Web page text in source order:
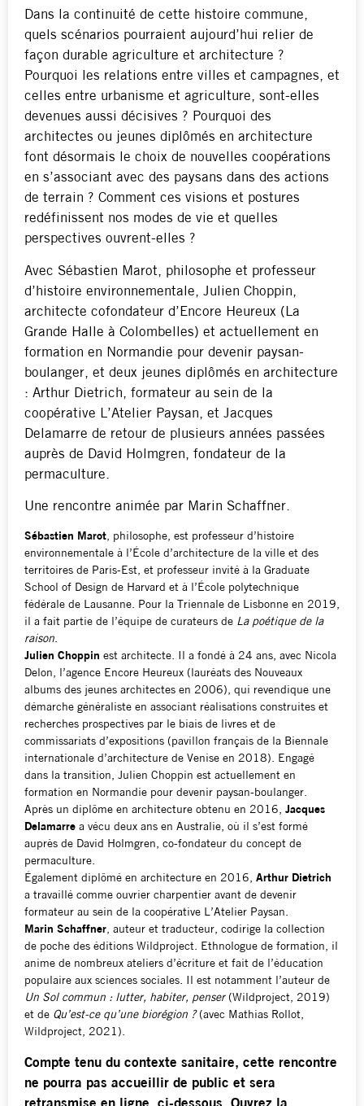
Dans la continuité de cette histoire commune,
quels scénarios pourraient aujourd’hui relier de
façon durable agriculture et architecture ?
Pourquoi les relations entre villes et campagnes, et
celles entre urbanisme et agriculture, sont-elles
devenues aussi décisives ? Pourquoi des
architectes ou jeunes diplômés en architecture
font désormais le choix de nouvelles coopérations
en s’associant avec des paysans dans des actions
de terrain ? Comment ces visions et postures
redéfinissent nos modes de vie et quelles
perspectives ouvrent-elles ?
Avec Sébastien Marot, philosophe et professeur
d’histoire environnementale, Julien Choppin,
architecte cofondateur d’Encore Heureux (La
Grande Halle à Colombelles) et actuellement en
formation en Normandie pour devenir paysan-
boulanger, et deux jeunes diplômés en architecture
: Arthur Dietrich, formateur au sein de la
coopérative L’Atelier Paysan, et Jacques
Delamarre de retour de plusieurs années passées
auprès de David Holmgren, fondateur de la
permaculture.
Une rencontre animée par Marin Schaffner.
Sébastien Marot, philosophe, est professeur d’histoire
environnementale à l’École d’architecture de la ville et des
territoires de Paris-Est, et professeur invité à la Graduate
School of Design de Harvard et à l’École polytechnique
fédérale de Lausanne. Pour la Triennale de Lisbonne en 2019,
il a fait partie de l’équipe de curateurs de La poétique de la
raison.
Julien Choppin est architecte. Il a fondé à 24 ans, avec Nicola
Delon, l’agence Encore Heureux (lauréats des Nouveaux
albums des jeunes architectes en 2006), qui revendique une
démarche généraliste en associant réalisations construites et
recherches prospectives par le biais de livres et de
commissariats d’expositions (pavillon français de la Biennale
internationale d’architecture de Venise en 2018). Engagé
dans la transition, Julien Choppin est actuellement en
formation en Normandie pour devenir paysan-boulanger.
Après un diplôme en architecture obtenu en 2016, Jacques
Delamarre a vécu deux ans en Australie, où il s’est formé
auprès de David Holmgren, co-fondateur du concept de
permaculture.
Également diplômé en architecture en 2016, Arthur Dietrich
a travaillé comme ouvrier charpentier avant de devenir
formateur au sein de la coopérative L’Atelier Paysan.
Marin Schaffner, auteur et traducteur, codirige la collection
de poche des éditions Wildproject. Ethnologue de formation, il
anime de nombreux ateliers d’écriture et fait de l’éducation
populaire aux sciences sociales. Il est notamment l’auteur de
Un Sol commun : lutter, habiter, penser(Wildproject, 2019)
et de Qu’est-ce qu’une biorégion ?(avec Mathias Rollot,
Wildproject, 2021).
Compte tenu du contexte sanitaire, cette rencontre
ne pourra pas accueillir de public et sera